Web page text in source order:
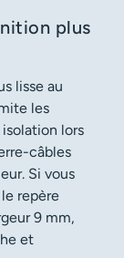
plus
lisse au
les
lors
câbles
Si vous
repère
9 mm,
et